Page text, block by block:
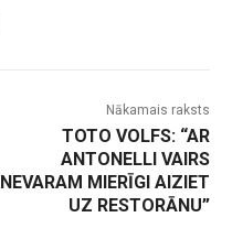
Nākamais raksts
TOTO VOLFS: “AR
ANTONELLI VAIRS
NEVARAM MIERĪGI AIZIET
UZ RESTORĀNU”